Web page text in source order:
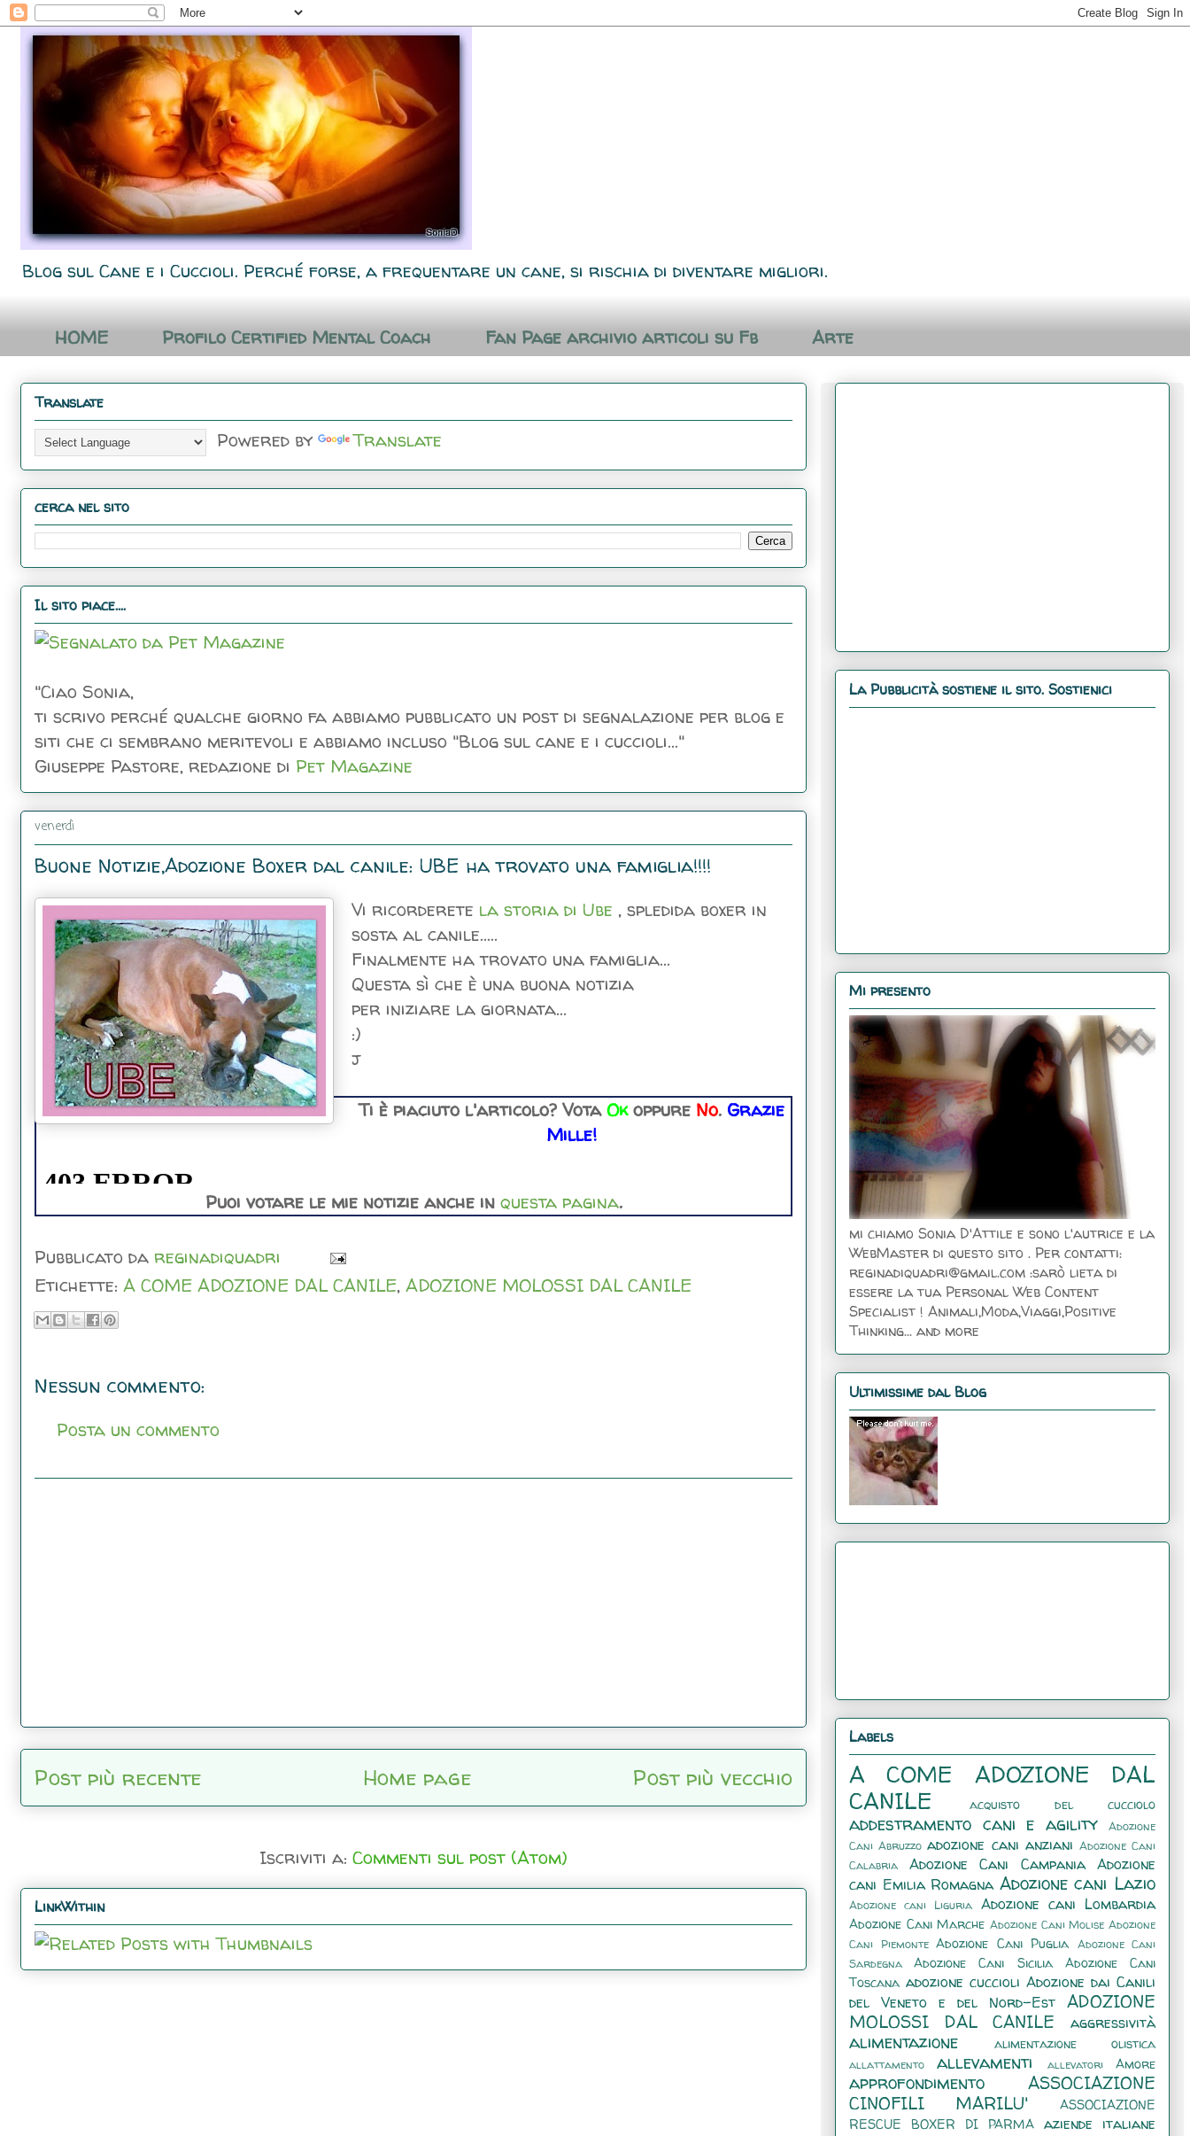
Blog sul Cane e i Cuccioli. Perché forse, a frequentare un cane, si rischia di diventare migliori.
HOME Profilo Certified Mental Coach Fan Page archivio articoli su Fb Arte
Translate
Powered by Translate
cerca nel sito
Il sito piace....
"Ciao Sonia,
ti scrivo perché qualche giorno fa abbiamo pubblicato un post di segnalazione per blog e
siti che ci sembrano meritevoli e abbiamo incluso "Blog sul cane e i cuccioli..."
Giuseppe Pastore, redazione di Pet Magazine
venerdì
Buone Notizie,Adozione Boxer dal canile: UBE ha trovato una famiglia!!!!
Vi ricorderete la storia di Ube , spledida boxer in
sosta al canile.....
Finalmente ha trovato una famiglia...
Questa sì che è una buona notizia
per iniziare la giornata...
:)
j
Ti è piaciuto l'articolo? VotaOkoppure No. Grazie
Mille!
Puoi votare le mie notizie anche in questa pagina.
Pubblicato da reginadiquadri
Etichette: A COME ADOZIONE DAL CANILE, ADOZIONE MOLOSSI DAL CANILE
Nessun commento:
Posta un commento
Post più recente Post più vecchio
Home page
Iscriviti a: Commenti sul post (Atom)
LinkWithin
La Pubblicità sostiene il sito. Sostienici
Mi presento
mi chiamo Sonia D'Attile e sono l'autrice e la
WebMaster di questo sito . Per contatti:
reginadiquadri@gmail.com :sarò lieta di
essere la tua Personal Web Content
Specialist ! Animali,Moda,Viaggi,Positive
Thinking... and more
Ultimissime dal Blog
Labels
A COME ADOZIONE DAL
CANILE
acquisto del cucciolo
addestramento cani e agility
Adozione
Cani Abruzzo adozione cani anziani Adozione Cani
Calabria
Adozione Cani Campania
Adozione
cani Emilia Romagna Adozione cani Lazio
Adozione cani Liguria Adozione cani Lombardia
Adozione Cani Marche Adozione Cani Molise Adozione
Cani Piemonte Adozione Cani Puglia Adozione Cani
Sardegna
Adozione Cani Sicilia
Adozione Cani
Toscana adozione cuccioli Adozione dai Canili
del Veneto e del Nord-Est ADOZIONE
MOLOSSI DAL CANILE
aggressività
alimentazione alimentazione olistica
allattamento allevamenti allevatori Amore
approfondimento
ASSOCIAZIONE
CINOFILI MARILU'
ASSOCIAZIONE
RESCUE BOXER DI PARMA aziende italiane